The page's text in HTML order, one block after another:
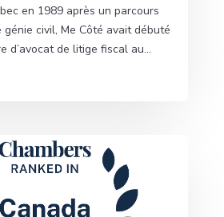
en 1989 après un parcours
civil, Me Côté avait débuté
d’avocat de litige fiscal au...